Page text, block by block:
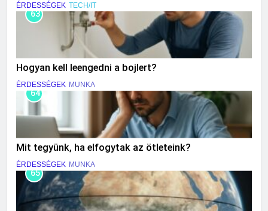
ÉRDESSÉGEK TECH/IT
63
Hogyan kell leengedni a bojlert?
ÉRDESSÉGEK MUNKA
64
Mit tegyünk, ha elfogytak az ötleteink?
ÉRDESSÉGEK MUNKA
65